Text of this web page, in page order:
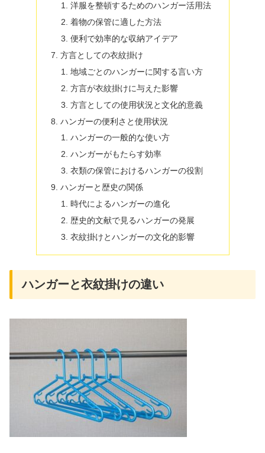
洋服を整頓するためのハンガー活用法
着物の保管に適した方法
便利で効率的な収納アイデア
方言としての衣紋掛け
地域ごとのハンガーに関する言い方
方言が衣紋掛けに与えた影響
方言としての使用状況と文化的意義
ハンガーの便利さと使用状況
ハンガーの一般的な使い方
ハンガーがもたらす効率
衣類の保管におけるハンガーの役割
ハンガーと歴史の関係
時代によるハンガーの進化
歴史的文献で見るハンガーの発展
衣紋掛けとハンガーの文化的影響
ハンガーと衣紋掛けの違い